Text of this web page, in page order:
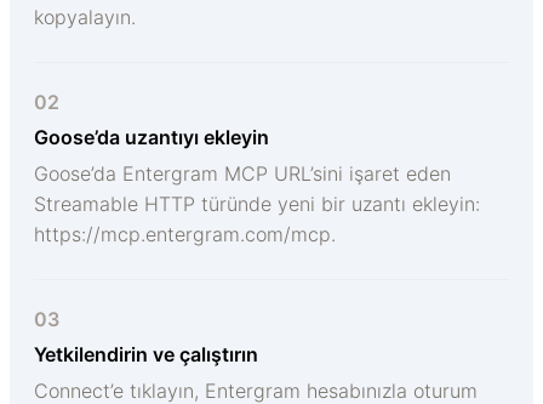
kopyalayın.
02
Goose’da uzantıyı ekleyin
Goose’da Entergram MCP URL’sini işaret eden
Streamable HTTP türünde yeni bir uzantı ekleyin:
https://mcp.entergram.com/mcp.
03
Yetkilendirin ve çalıştırın
Connect’e tıklayın, Entergram hesabınızla oturum